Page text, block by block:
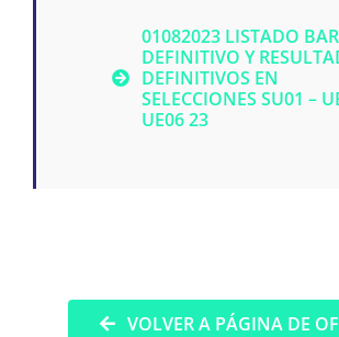
01082023 LISTADO
DEFINITIVO Y
DEFINITIVOS EN
SELECCIONES SU01 –
UE06 23
VOLVER A PÁGINA DE